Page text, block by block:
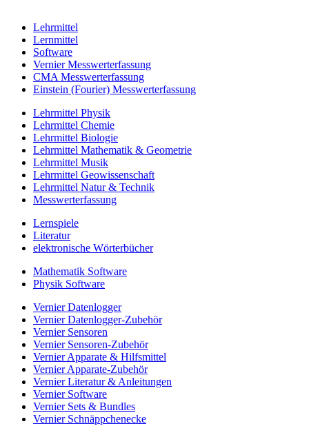
Lehrmittel
Lernmittel
Software
Vernier Messwerterfassung
CMA Messwerterfassung
Einstein (Fourier) Messwerterfassung
Lehrmittel Physik
Lehrmittel Chemie
Lehrmittel Biologie
Lehrmittel Mathematik & Geometrie
Lehrmittel Musik
Lehrmittel Geowissenschaft
Lehrmittel Natur & Technik
Messwerterfassung
Lernspiele
Literatur
elektronische Wörterbücher
Mathematik Software
Physik Software
Vernier Datenlogger
Vernier Datenlogger-Zubehör
Vernier Sensoren
Vernier Sensoren-Zubehör
Vernier Apparate & Hilfsmittel
Vernier Apparate-Zubehör
Vernier Literatur & Anleitungen
Vernier Software
Vernier Sets & Bundles
Vernier Schnäppchenecke